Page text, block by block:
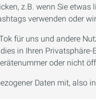
z.B. wenn Sie
verwenden oder
für uns und andere
in Ihren
oder nicht
Daten mit, also